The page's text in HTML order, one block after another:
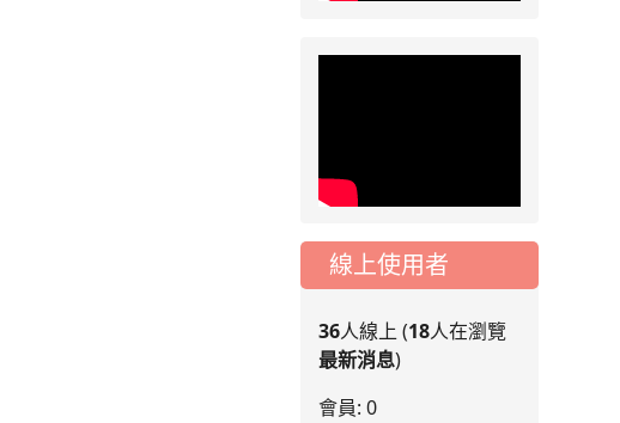
公告-115年桃園市運
線上使用者
36人線上 (18人在瀏覽
最新消息)
會員: 0